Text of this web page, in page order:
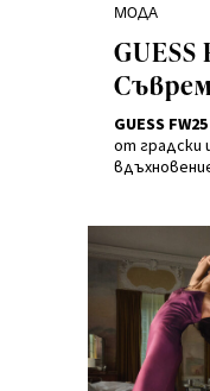
МОДА
на
GUESS
която
и
GUESS FW25
от градски
деним в
аксесоари
принтове.